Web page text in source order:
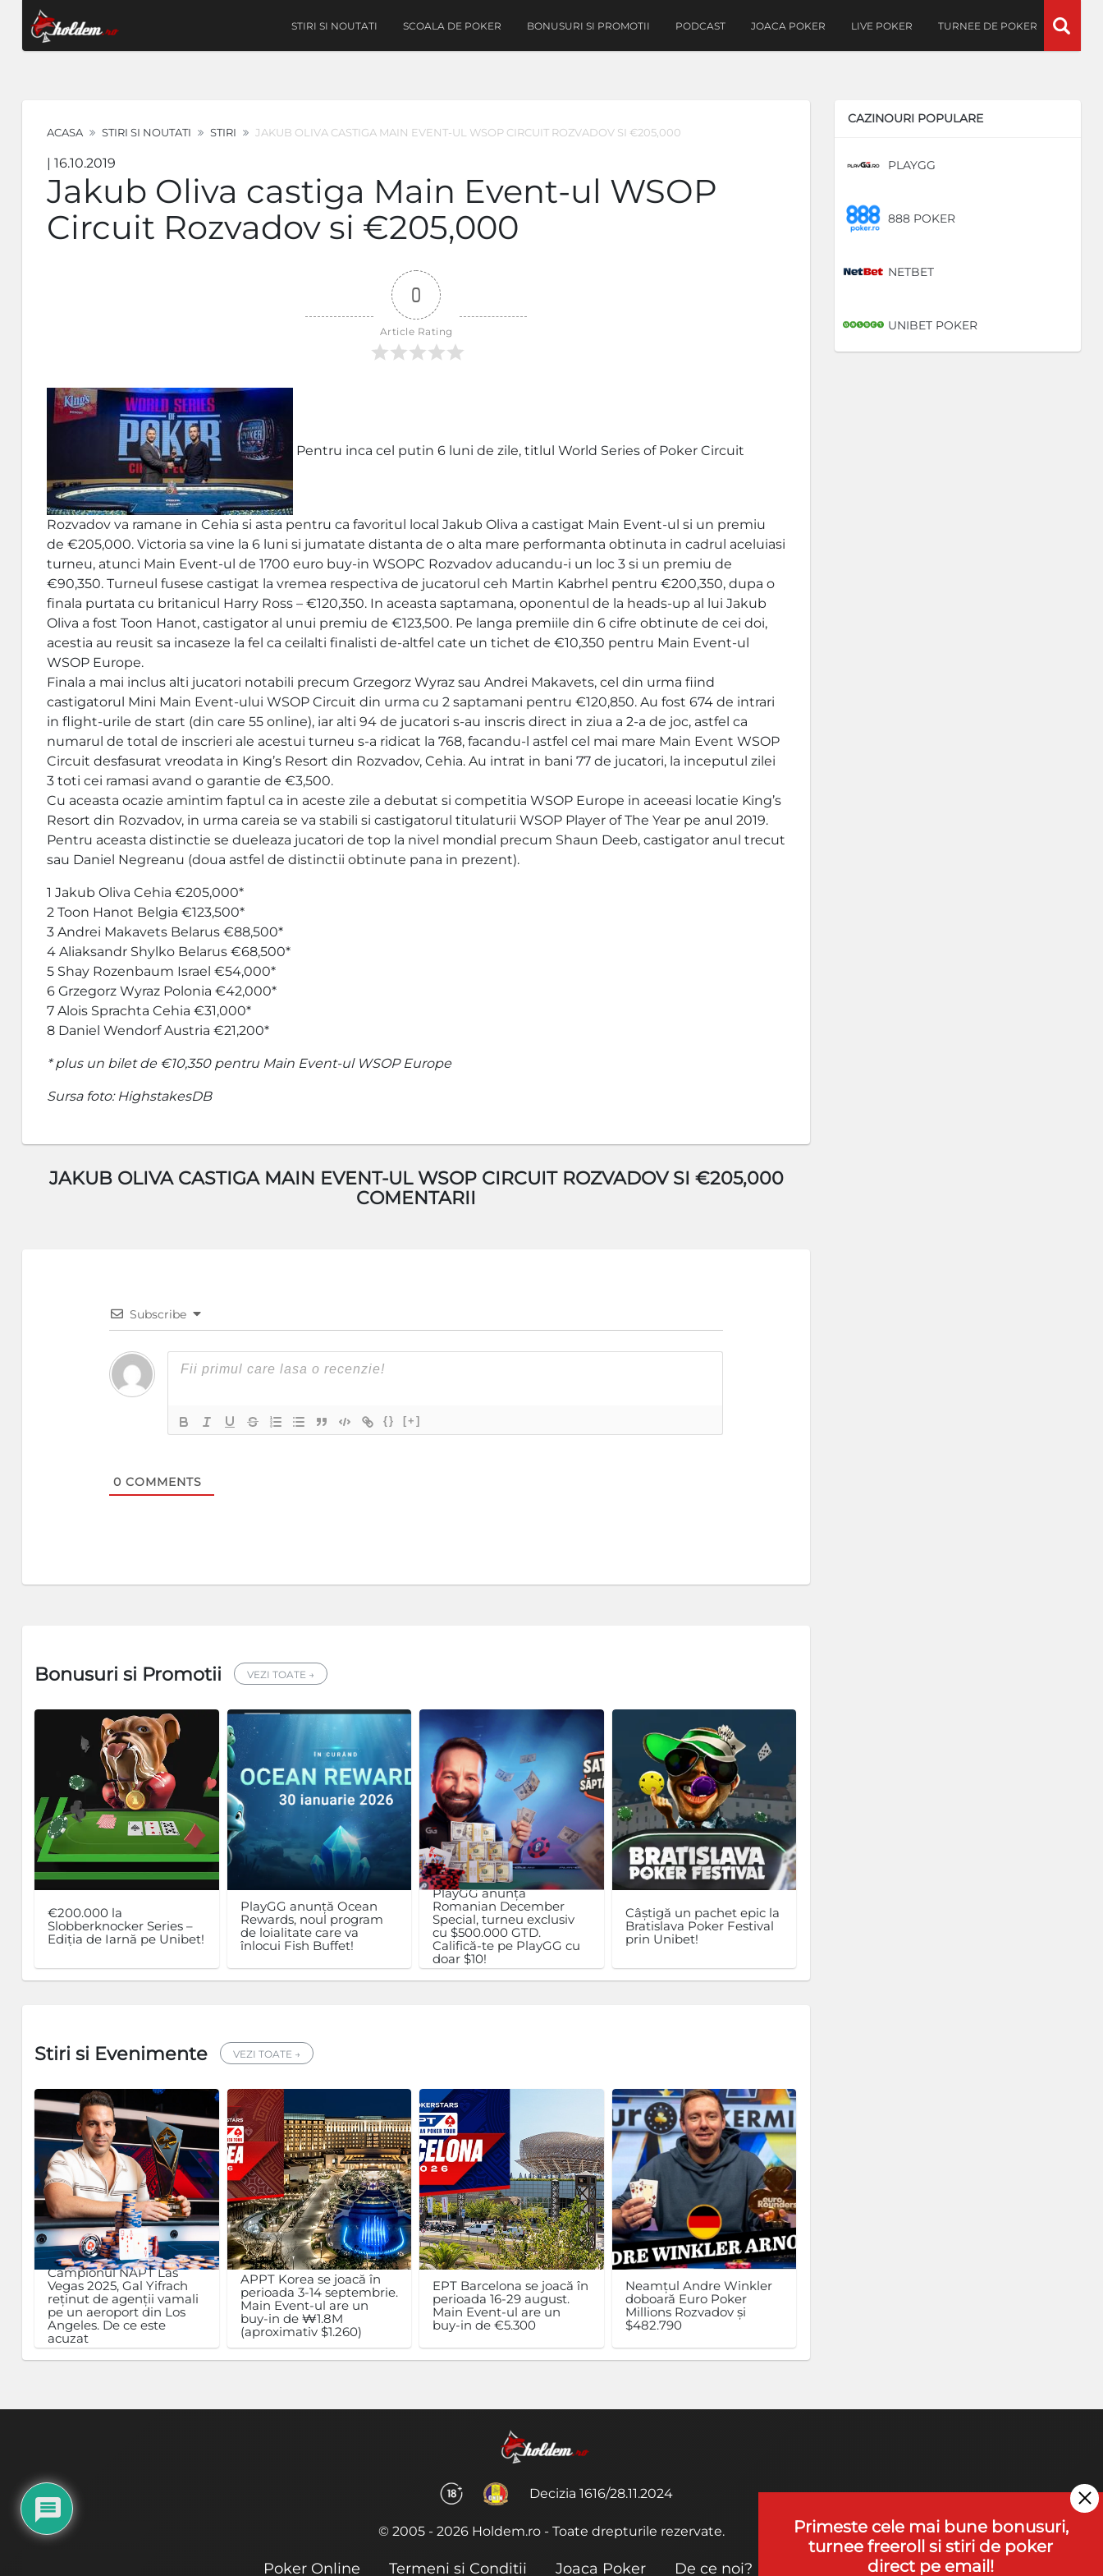
STIRI SI NOUTATI SCOALA DE POKER BONUSURI SI PROMOTII PODCAST JOACA POKER LIVE POKER TURNEE DE POKER
ACASA STIRI SI NOUTATI STIRI JAKUB OLIVA CASTIGA MAIN EVENT-UL WSOP CIRCUIT ROZVADOV SI €205,000
| 16.10.2019
Jakub Oliva castiga Main Event-ul WSOP
Circuit Rozvadov si €205,000
0
Article Rating
Pentru inca cel putin 6 luni de zile, titlul World Series of Poker Circuit
Rozvadov va ramane in Cehia si asta pentru ca favoritul local Jakub Oliva a castigat Main Event-ul si un premiu
de €205,000. Victoria sa vine la 6 luni si jumatate distanta de o alta mare performanta obtinuta in cadrul aceluiasi
turneu, atunci Main Event-ul de 1700 euro buy-in WSOPC Rozvadov aducandu-i un loc 3 si un premiu de
€90,350. Turneul fusese castigat la vremea respectiva de jucatorul ceh Martin Kabrhel pentru €200,350, dupa o
finala purtata cu britanicul Harry Ross – €120,350. In aceasta saptamana, oponentul de la heads-up al lui Jakub
Oliva a fost Toon Hanot, castigator al unui premiu de €123,500. Pe langa premiile din 6 cifre obtinute de cei doi,
acestia au reusit sa incaseze la fel ca ceilalti finalisti de-altfel cate un tichet de €10,350 pentru Main Event-ul
WSOP Europe.
Finala a mai inclus alti jucatori notabili precum Grzegorz Wyraz sau Andrei Makavets, cel din urma fiind
castigatorul Mini Main Event-ului WSOP Circuit din urma cu 2 saptamani pentru €120,850. Au fost 674 de intrari
in flight-urile de start (din care 55 online), iar alti 94 de jucatori s-au inscris direct in ziua a 2-a de joc, astfel ca
numarul de total de inscrieri ale acestui turneu s-a ridicat la 768, facandu-l astfel cel mai mare Main Event WSOP
Circuit desfasurat vreodata in King’s Resort din Rozvadov, Cehia. Au intrat in bani 77 de jucatori, la inceputul zilei
3 toti cei ramasi avand o garantie de €3,500.
Cu aceasta ocazie amintim faptul ca in aceste zile a debutat si competitia WSOP Europe in aceeasi locatie King’s
Resort din Rozvadov, in urma careia se va stabili si castigatorul titulaturii WSOP Player of The Year pe anul 2019.
Pentru aceasta distinctie se dueleaza jucatori de top la nivel mondial precum Shaun Deeb, castigator anul trecut
sau Daniel Negreanu (doua astfel de distinctii obtinute pana in prezent).
1 Jakub Oliva Cehia €205,000*
2 Toon Hanot Belgia €123,500*
3 Andrei Makavets Belarus €88,500*
4 Aliaksandr Shylko Belarus €68,500*
5 Shay Rozenbaum Israel €54,000*
6 Grzegorz Wyraz Polonia €42,000*
7 Alois Sprachta Cehia €31,000*
8 Daniel Wendorf Austria €21,200*
* plus un bilet de €10,350 pentru Main Event-ul WSOP Europe
Sursa foto: HighstakesDB
JAKUB OLIVA CASTIGA MAIN EVENT-UL WSOP CIRCUIT ROZVADOV SI €205,000
COMENTARII
Subscribe
{} [+]
0 COMMENTS
Bonusuri si Promotii VEZI TOATE →
€200.000 la
Slobberknocker Series –
Ediția de Iarnă pe Unibet!
PlayGG anunță Ocean
Rewards, noul program
de loialitate care va
înlocui Fish Buffet!
PlayGG anunță
Romanian December
Special, turneu exclusiv
cu $500.000 GTD.
Califică-te pe PlayGG cu
doar $10!
Câștigă un pachet epic la
Bratislava Poker Festival
prin Unibet!
Stiri si Evenimente VEZI TOATE →
Campionul NAPT Las
Vegas 2025, Gal Yifrach
reținut de agenții vamali
pe un aeroport din Los
Angeles. De ce este
acuzat
APPT Korea se joacă în
perioada 3-14 septembrie.
Main Event-ul are un
buy-in de ₩1.8M
(aproximativ $1.260)
EPT Barcelona se joacă în
perioada 16-29 august.
Main Event-ul are un
buy-in de €5.300
Neamțul Andre Winkler
doboară Euro Poker
Millions Rozvadov și
$482.790
CAZINOURI POPULARE
PLAYGG
888 POKER
NETBET
UNIBET POKER
Decizia 1616/28.11.2024
© 2005 - 2026 Holdem.ro - Toate drepturile rezervate.
Poker Online Termeni si Conditii Joaca Poker De ce noi?
Primeste cele mai bune bonusuri,
turnee freeroll si stiri de poker
direct pe email!